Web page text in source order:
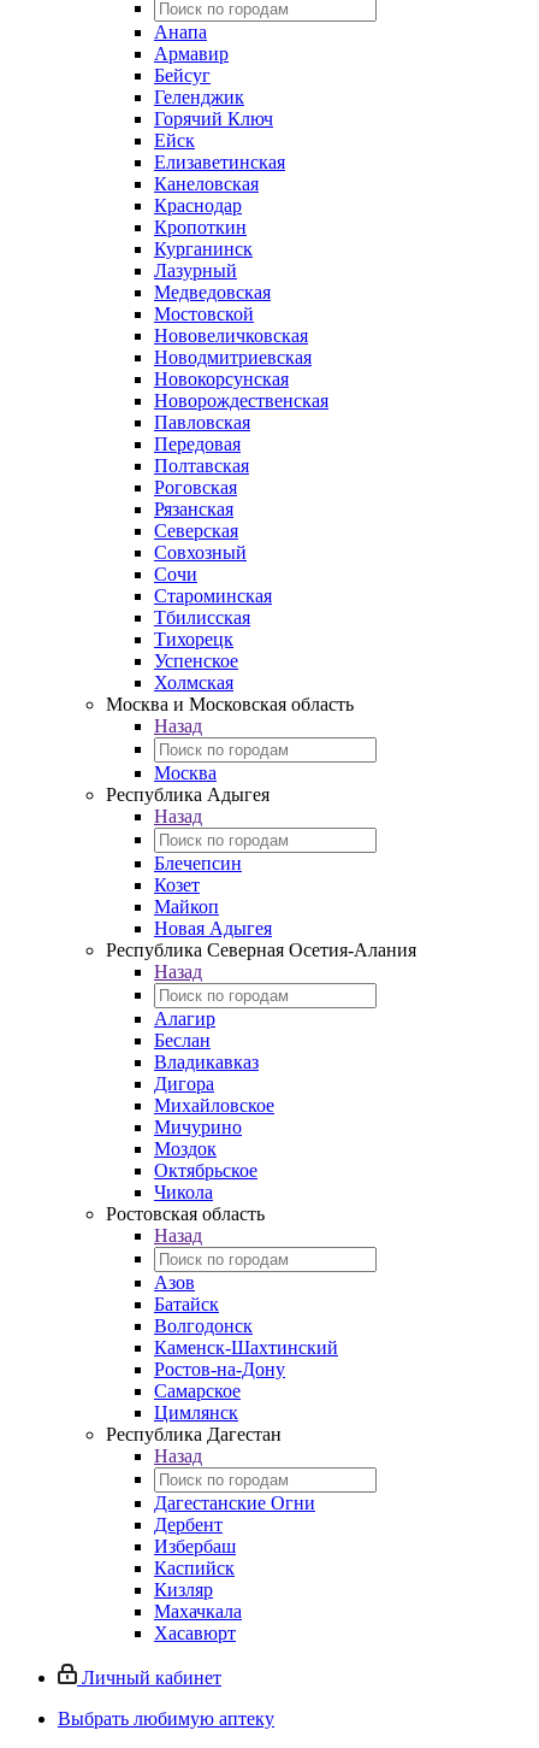
Анапа
Армавир
Бейсуг
Геленджик
Горячий Ключ
Ейск
Елизаветинская
Канеловская
Краснодар
Кропоткин
Курганинск
Лазурный
Медведовская
Мостовской
Нововеличковская
Новодмитриевская
Новокорсунская
Новорождественская
Павловская
Передовая
Полтавская
Роговская
Рязанская
Северская
Совхозный
Сочи
Староминская
Тбилисская
Тихорецк
Успенское
Холмская
Москва и Московская область
Назад
Москва
Республика Адыгея
Назад
Блечепсин
Козет
Майкоп
Новая Адыгея
Республика Северная Осетия-Алания
Назад
Алагир
Беслан
Владикавказ
Дигора
Михайловское
Мичурино
Моздок
Октябрьское
Чикола
Ростовская область
Назад
Азов
Батайск
Волгодонск
Каменск-Шахтинский
Ростов-на-Дону
Самарское
Цимлянск
Республика Дагестан
Назад
Дагестанские Огни
Дербент
Избербаш
Каспийск
Кизляр
Махачкала
Хасавюрт
Личный кабинет
Выбрать любимую аптеку